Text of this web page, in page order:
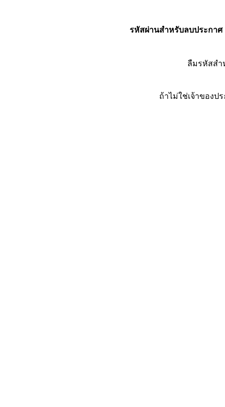
รหัสผ่านสำหรับลบประกาศ
ลืมรหัสส
ถ้าไม่ใช่เจ้าของป